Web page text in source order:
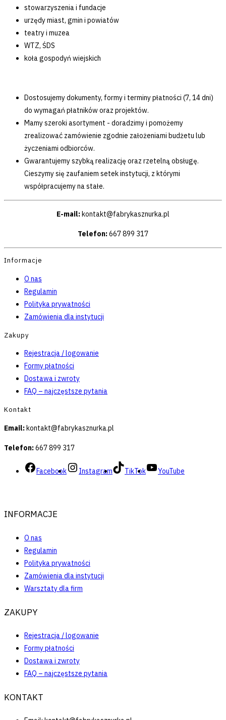
stowarzyszenia i fundacje
urzędy miast, gmin i powiatów
teatry i muzea
WTZ, ŚDS
koła gospodyń wiejskich
Dostosujemy dokumenty, formy i terminy płatności (7, 14 dni)
do wymagań płatników oraz projektów.
Mamy szeroki asortyment - doradzimy i pomożemy
zrealizować zamówienie zgodnie założeniami budżetu lub
życzeniami odbiorców.
Gwarantujemy szybką realizację oraz rzetelną obsługę.
Cieszymy się zaufaniem setek instytucji, z którymi
współpracujemy na stałe.
E-mail:kontakt@fabrykasznurka.pl
Telefon:667 899 317
Informacje
O nas
Regulamin
Polityka prywatności
Zamówienia dla instytucji
Zakupy
Rejestracja / logowanie
Formy płatności
Dostawa i zwroty
FAQ – najczęstsze pytania
Kontakt
Email:kontakt@fabrykasznurka.pl
Telefon:667 899 317
Facebook Instagram TikTok YouTube
INFORMACJE
O nas
Regulamin
Polityka prywatności
Zamówienia dla instytucji
Warsztaty dla firm
ZAKUPY
Rejestracja / logowanie
Formy płatności
Dostawa i zwroty
FAQ – najczęstsze pytania
KONTAKT